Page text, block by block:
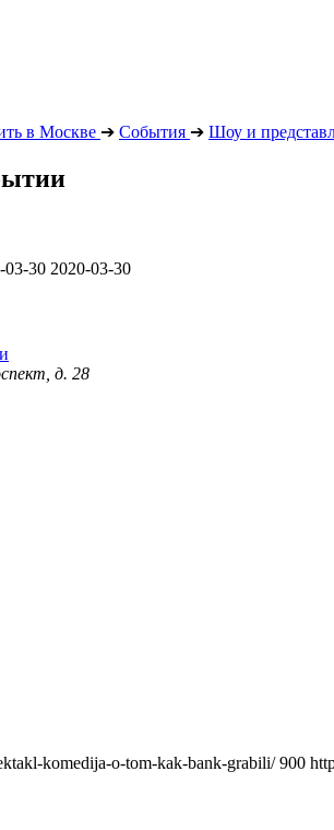
в Москве ➔ События ➔ Шоу и
03-30 2020-03-30
д. 28
komedija-o-tom-kak-bank-grabili/ 900